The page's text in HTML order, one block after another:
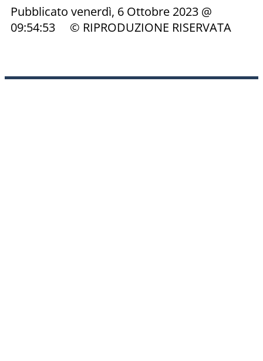
Pubblicato venerdì, 6 Ottobre 2023 @
09:54:53 © RIPRODUZIONE RISERVATA